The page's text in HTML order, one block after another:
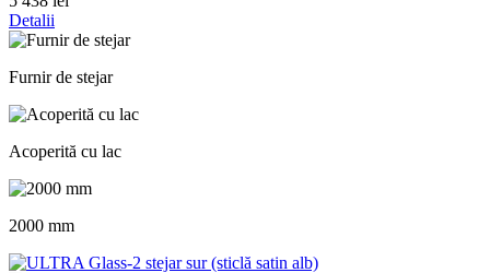
Detalii
Furnir de stejar
Acoperită cu lac
2000 mm